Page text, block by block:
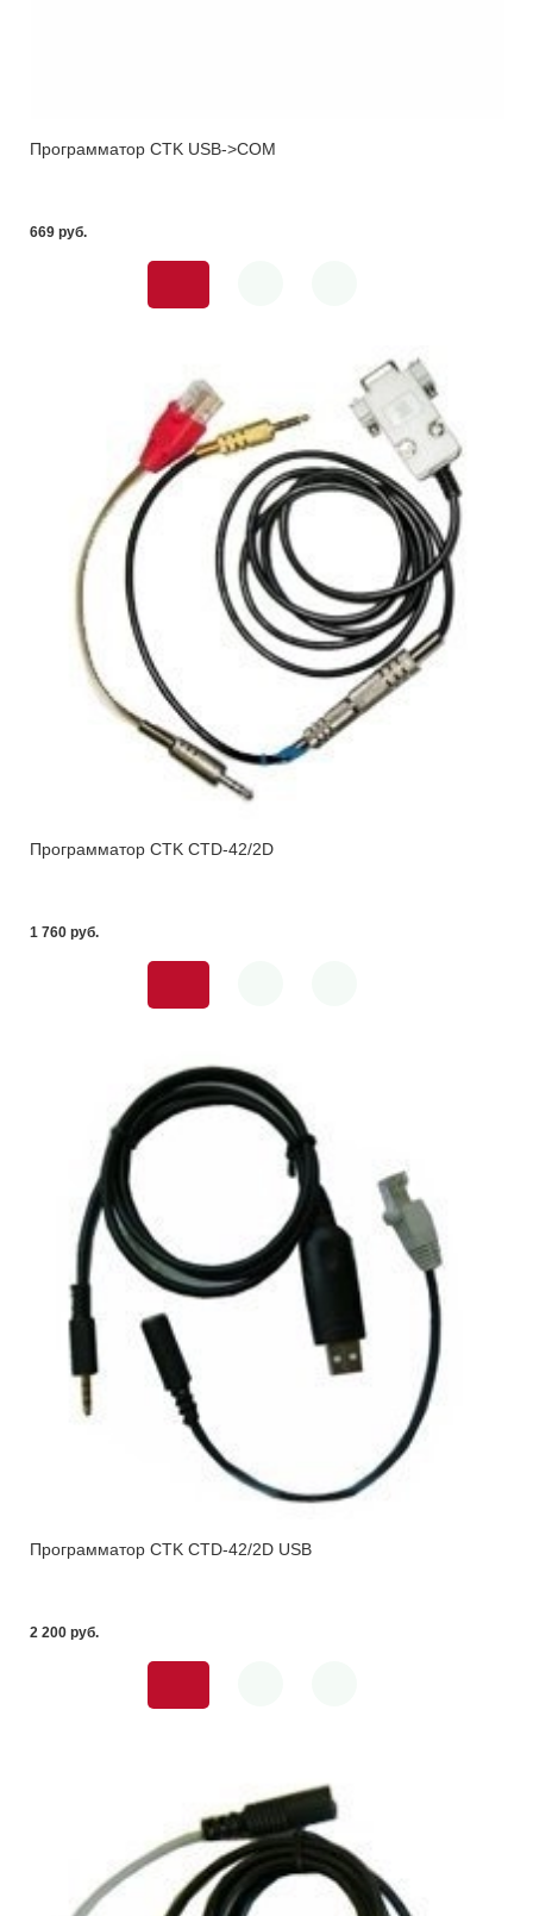
Программатор CTK USB->COM
669 pуб.
Программатор CTK СTD-42/2D
1 760 pуб.
Программатор CTK СTD-42/2D USB
2 200 pуб.